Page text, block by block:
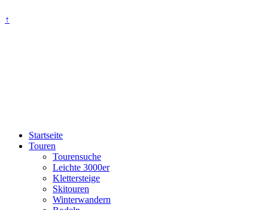
↑
Startseite
Touren
Tourensuche
Leichte 3000er
Klettersteige
Skitouren
Winterwandern